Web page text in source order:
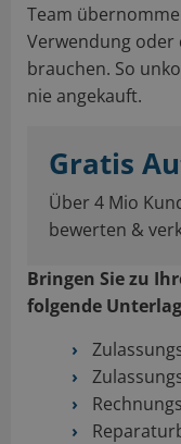
Team
Verwendung
brauchen. So
nie angekauft.
Gratis
Über 4 Mio
bewerten &
Bringen Sie zu
folgende